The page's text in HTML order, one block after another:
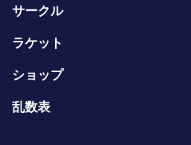
サークル
ラケット
ショップ
乱数表